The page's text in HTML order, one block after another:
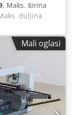
, Maks. širina
duljina
Mali oglasi